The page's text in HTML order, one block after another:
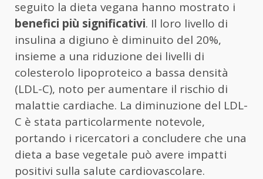
seguito la dieta vegana hanno mostrato i
benefici più significativi. Il loro livello di
insulina a digiuno è diminuito del 20%,
insieme a una riduzione dei livelli di
colesterolo lipoproteico a bassa densità
(LDL-C), noto per aumentare il rischio di
malattie cardiache. La diminuzione del LDL-
C è stata particolarmente notevole,
portando i ricercatori a concludere che una
dieta a base vegetale può avere impatti
positivi sulla salute cardiovascolare.